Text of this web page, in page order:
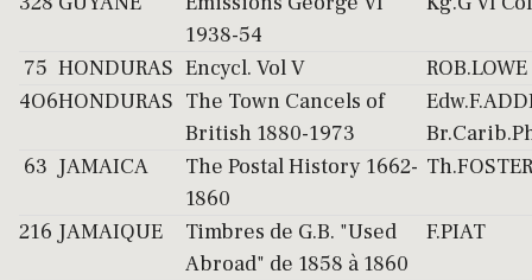
1938-54
75 HONDURAS Encycl. Vol V
ROB.LOWE
4O6HONDURAS The Town Cancels of
British 1880-1973
63 JAMAICA
The Postal History 1662-
1860
Th.FOSTER
216 JAMAIQUE
Timbres de G.B. "Used
Abroad" de 1858 à 1860
F.PIAT